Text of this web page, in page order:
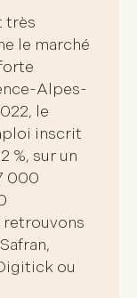
très
le marché
Alpes-
le
inscrit
%, sur un
000
retrouvons
ou